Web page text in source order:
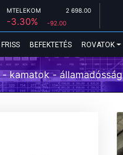
MTELEKOM 2 698.00
-3.30% -92.00
FRISS BEFEKTETÉS ROVATOK
kamatok - államadósság